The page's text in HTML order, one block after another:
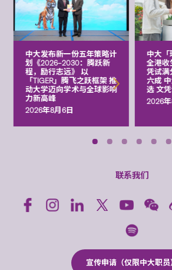
中大发布新一份五年策略计
划《2026‒2030：腾跃新
程，励行志远》 以
「TIGER」腾飞之跃框架 推
动大学迈向学术与全球影响
力新高峰
2026年8月6日
中大「
全港收
凭试满
六成
选 文
2026
联系我们
宣传申请（仅限中大职员